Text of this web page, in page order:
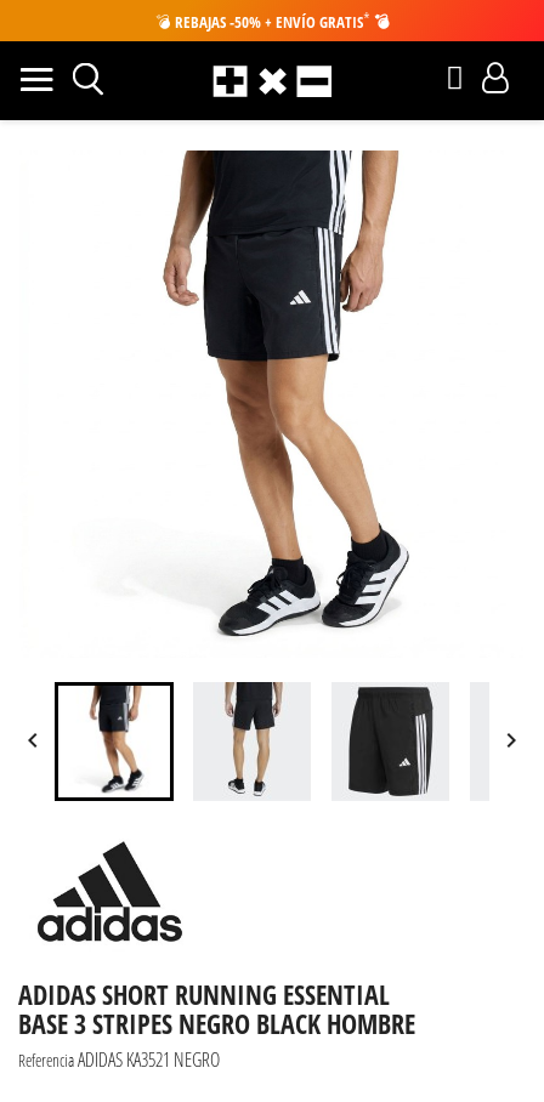
💣 REBAJAS -50% + ENVÍO GRATIS* 💣
 
ADIDAS SHORT RUNNING ESSENTIAL
BASE 3 STRIPES NEGRO BLACK HOMBRE
ReferenciaADIDAS KA3521 NEGRO